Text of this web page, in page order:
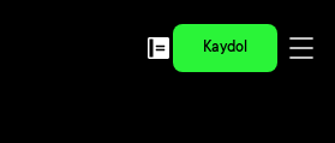
Kaydol